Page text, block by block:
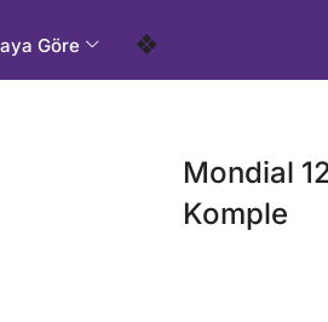
Göre ❖
Mondial
Komple